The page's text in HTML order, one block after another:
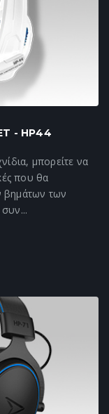
- HP44
μπορείτε να
που θα
βημάτων των